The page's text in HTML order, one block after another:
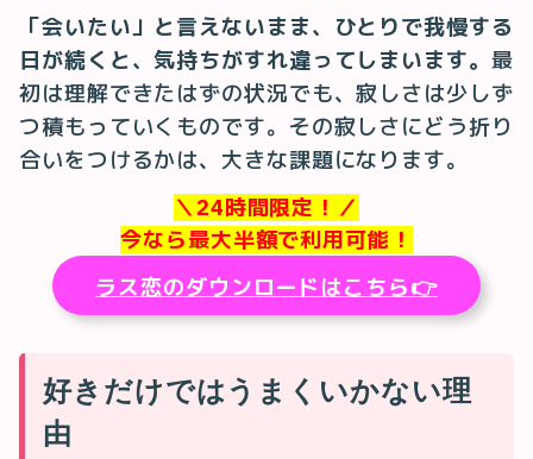
「会いたい」と言えないまま、ひとりで我慢する
日が続くと、気持ちがすれ違ってしまいます。 最
初は理解できたはずの状況でも、寂しさは少しず
つ積もっていくものです。その寂しさにどう折り
合いをつけるかは、大きな課題になります。
＼24時間限定！／
今なら最大半額で利用可能！
ラス恋のダウンロードはこちら👉
好きだけではうまくいかない理
由